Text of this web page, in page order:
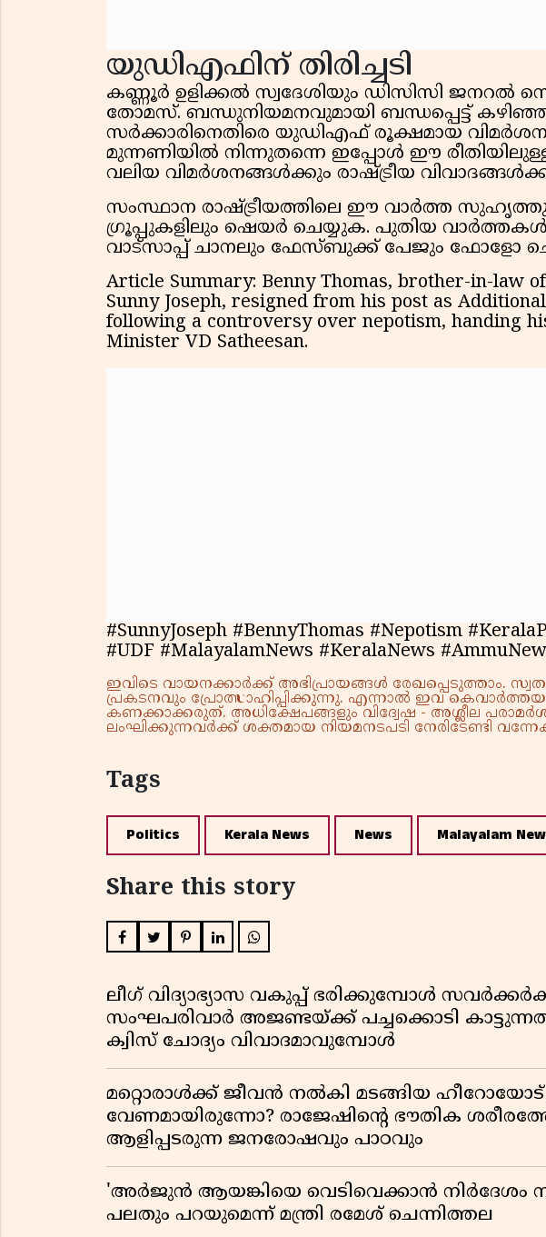
യുഡിഎഫിന് തിരിച്ചടി
കണ്ണൂർ ഉളിക്കൽ സ്വദേശിയും ഡിസിസി ജനറൽ
തോമസ്. ബന്ധുനിയമനവുമായി ബന്ധപ്പെട്ട്
സർക്കാരിനെതിരെ യുഡിഎഫ് രൂക്ഷമായ
മുന്നണിയിൽ നിന്നുതന്നെ ഇപ്പോൾ ഈ
വലിയ വിമർശനങ്ങൾക്കും രാഷ്ട്രീയ
സംസ്ഥാന രാഷ്ട്രീയത്തിലെ ഈ വാർത്ത
ഗ്രൂപ്പുകളിലും ഷെയർ ചെയ്യുക. പുതിയ
വാട്സാപ്പ് ചാനലും ഫേസ്ബുക്ക് പേജും ഫോളോ
Article Summary: Benny Thomas, brother-in-law
Sunny Joseph, resigned from his post as
following a controversy over nepotism, handing
Minister VD Satheesan.
#SunnyJoseph #BennyThomas #Nepotism
#UDF #MalayalamNews #KeralaNews
ഇവിടെ വായനക്കാർക്ക് അഭിപ്രായങ്ങൾ രേഖപ്പെടുത്താം.
പ്രകടനവും പ്രോത്സാഹിപ്പിക്കുന്നു. എന്നാൽ ഇവ
കണക്കാക്കരുത്. അധിക്ഷേപങ്ങളും വിദ്വേഷ - അശ്ലീല
ലംഘിക്കുന്നവർക്ക് ശക്തമായ നിയമനടപടി നേരിടേണ്ടി
Tags
Politics Kerala News News Malayalam
Share this story
ലീഗ് വിദ്യാഭ്യാസ വകുപ്പ് ഭരിക്കുമ്പോൾ
സംഘപരിവാർ അജണ്ടയ്ക്ക് പച്ചക്കൊടി
ക്വിസ് ചോദ്യം വിവാദമാവുമ്പോൾ
മറ്റൊരാൾക്ക് ജീവൻ നൽകി മടങ്ങിയ
വേണമായിരുന്നോ? രാജേഷിൻ്റെ ഭൗതിക
ആളിപ്പടരുന്ന ജനരോഷവും പാഠവും
'അർജുൻ ആയങ്കിയെ വെടിവെക്കാൻ നിർദേശം
പലതും പറയുമെന്ന് മന്ത്രി രമേശ് ചെന്നിത്തല